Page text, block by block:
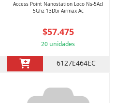
Access Point Nanostation Loco Ns-5Acl
5Ghz 13Dbi Airmax Ac
$57.475
20 unidades
6127E464EC